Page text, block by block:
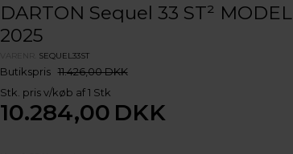
DARTON Sequel 33 ST² MODEL
2025
SEQUEL33ST
Butikspris 11.426,00 DKK
Stk. pris v/køb af 1 Stk
10.284,00 DKK